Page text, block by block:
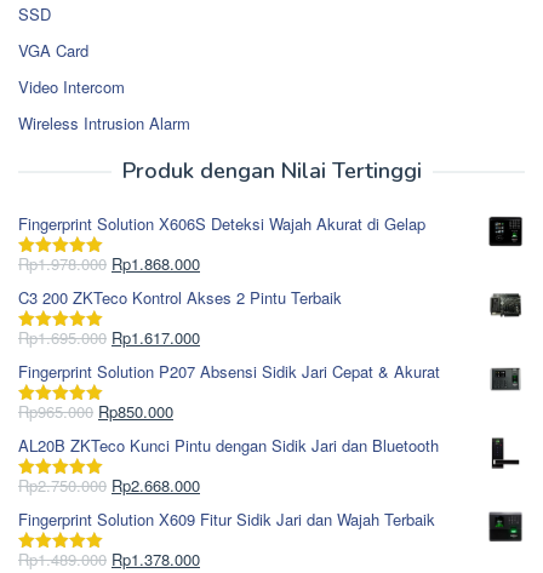
SSD
VGA Card
Video Intercom
Wireless Intrusion Alarm
Produk dengan Nilai Tertinggi
Fingerprint Solution X606S Deteksi Wajah Akurat di Gelap
Dinilai5.00
Rp1.978.000 Harga
aslinya
adalah:
Rp1.978.000.
Rp1.868.000Harga
saat
ini
adalah:
C3 200 ZKTeco Kontrol Akses 2 Pintu Terbaik
Dinilai5.00
Rp1.695.000 Harga
aslinya
adalah:
Rp1.695.000.
Rp1.617.000Harga
saat
ini
Fingerprint Solution P207 Absensi Sidik Jari Cepat & Akurat
Dinilai5.00
Rp965.000 Harga
aslinya
adalah:
Rp965.000.
Rp850.000Harga
saat
ini
adalah:
AL20B ZKTeco Kunci Pintu dengan Sidik Jari dan Bluetooth
Dinilai5.00
Rp2.750.000 Harga
aslinya
adalah:
Rp2.750.000.
Rp2.668.000Harga
saat
ini
adalah:
Fingerprint Solution X609 Fitur Sidik Jari dan Wajah Terbaik
Dinilai5.00
Rp1.489.000 Harga
Rp1.378.000Harga